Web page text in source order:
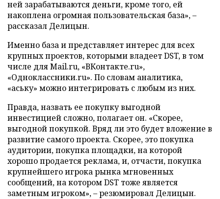
ней зарабатываются деньги, кроме того, ей
накоплена огромная пользовательская база», –
рассказал Делицын.
Именно база и представляет интерес для всех
крупных проектов, которыми владеет DST, в том
числе для Mail.ru, «ВКонтакте.ru»,
«Одноклассники.ru». По словам аналитика,
«аську» можно интегрировать с любым из них.
Правда, назвать ее покупку выгодной
инвестицией сложно, полагает он. «Скорее,
выгодной покупкой. Вряд ли это будет вложение в
развитие самого проекта. Скорее, это покупка
аудитории, покупка площадки, на которой
хорошо продается реклама, и, отчасти, покупка
крупнейшего игрока рынка мгновенных
сообщений, на котором DST тоже является
заметным игроком», – резюмировал Делицын.